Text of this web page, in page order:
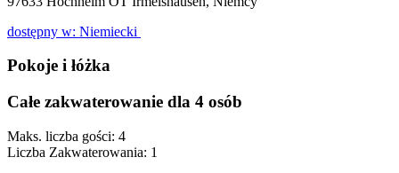
dostępny w: Niemiecki
Pokoje i łóżka
Całe zakwaterowanie dla 4 osób
Maks. liczba gości: 4
Liczba Zakwaterowania: 1